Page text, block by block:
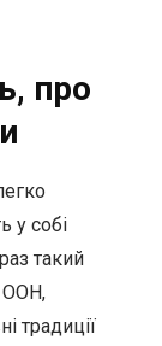
про
у собі
такий
ООН,
традиції